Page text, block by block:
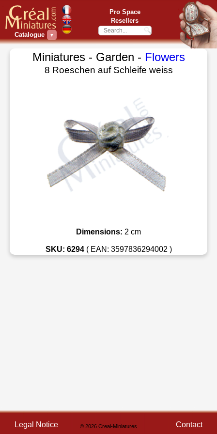
Catalogue ▼
Pro Space
Resellers
Miniatures - Garden - Flowers
8 Roeschen auf Schleife weiss
Dimensions: 2 cm
SKU: 6294( EAN: 3597836294002 )
Legal Notice © 2026 Creal-Miniatures Contact